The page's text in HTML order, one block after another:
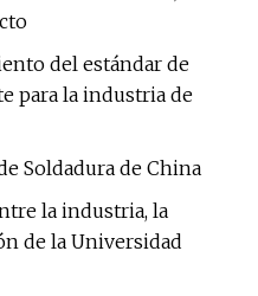
del estándar de
para la industria de
Soldadura de China
la industria, la
de la Universidad